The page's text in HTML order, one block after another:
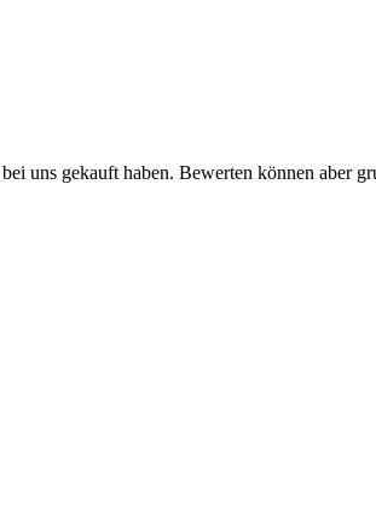
uns gekauft haben. Bewerten können aber